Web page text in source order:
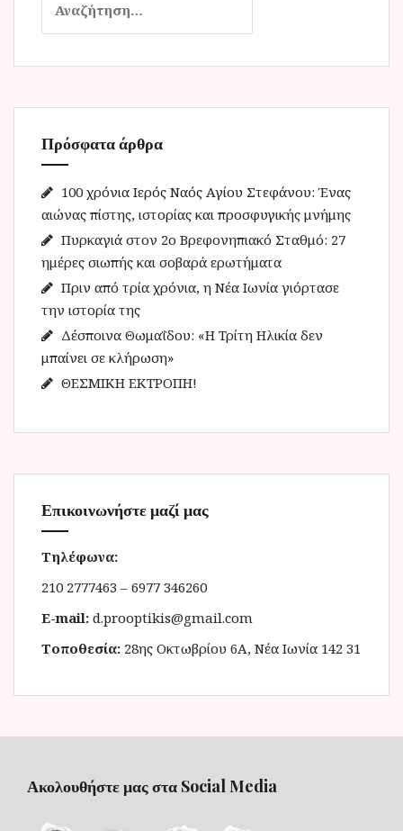
α
ζ
τ
σ
η
γ
ι
α
:
Πρόσφατα άρθρα
100 χρόνια Ιερός Ναός Αγίου Στεφάνου: Ένας
αιώνας πίστης, ιστορίας και προσφυγικής μνήμης
Πυρκαγιά στον 2ο Βρεφονηπιακό Σταθμό: 27
ημέρες σιωπής και σοβαρά ερωτήματα
Πριν από τρία χρόνια, η Νέα Ιωνία γιόρτασε
την ιστορία της
Δέσποινα Θωμαΐδου: «Η Τρίτη Ηλικία δεν
μπαίνει σε κλήρωση»
ΘΕΣΜΙΚΗ ΕΚΤΡΟΠΗ!
Επικοινωνήστε μαζί μας
Τηλέφωνα:
210 2777463 – 6977 346260
E-mail: d.prooptikis@gmail.com
Τοποθεσία: 28ης Οκτωβρίου 6Α, Νέα Ιωνία 142 31
Ακολουθήστε μας στα Social Media